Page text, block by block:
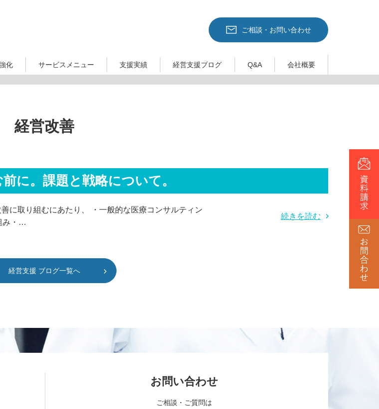
ご相談・お問い合わせ
化 サービスメニュー 支援実績 経営支援ブログ Q&A 会社概要
経営改善
に。課題と戦略について。
に取り組むにあたり、 ・一般的な医療コンサルティン
み・…
続きを読む
経営支援 ブログ一覧へ
お問い合わせ
ご相談・ご質問は